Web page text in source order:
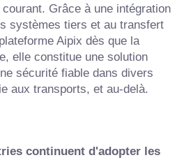
Grâce à une intégration
systèmes tiers et au transfert
Aipix dès que la
elle constitue une solution
sécurité fiable dans divers
aux transports, et au-delà.
continuent d'adopter les